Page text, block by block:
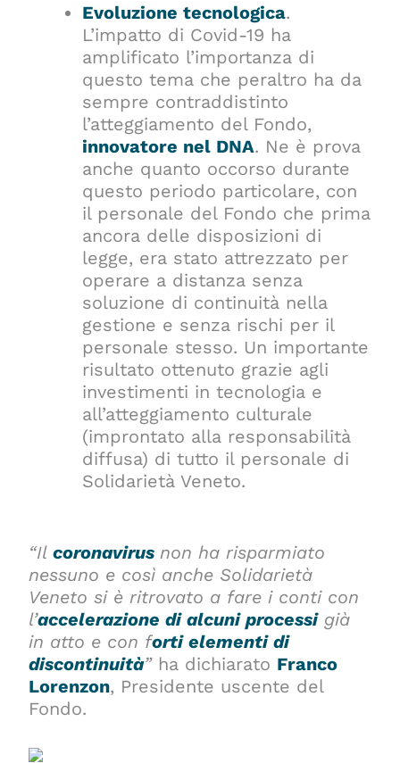
Evoluzione tecnologica.
L’impatto di Covid-19 ha
amplificato l’importanza di
questo tema che peraltro ha da
sempre contraddistinto
l’atteggiamento del Fondo,
innovatore nel DNA. Ne è prova
anche quanto occorso durante
questo periodo particolare, con
il personale del Fondo che prima
ancora delle disposizioni di
legge, era stato attrezzato per
operare a distanza senza
soluzione di continuità nella
gestione e senza rischi per il
personale stesso. Un importante
risultato ottenuto grazie agli
investimenti in tecnologia e
all’atteggiamento culturale
(improntato alla responsabilità
diffusa) di tutto il personale di
Solidarietà Veneto.
“Ilcoronavirus non ha risparmiato
nessuno e così anche Solidarietà
Veneto si è ritrovato a fare i conti con
l’accelerazione di alcuni processigià
in atto e con forti elementi di
discontinuità” ha dichiarato Franco
Lorenzon, Presidente uscente del
Fondo.